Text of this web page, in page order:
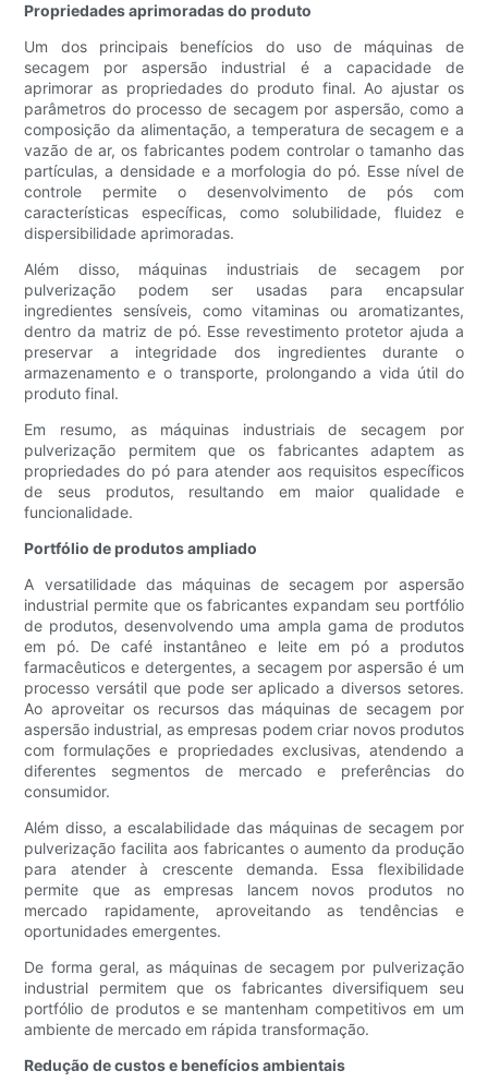
Propriedades aprimoradas do produto
Um dos principais benefícios do uso de máquinas de
secagem por aspersão industrial é a capacidade de
aprimorar as propriedades do produto final. Ao ajustar os
parâmetros do processo de secagem por aspersão, como a
composição da alimentação, a temperatura de secagem e a
vazão de ar, os fabricantes podem controlar o tamanho das
partículas, a densidade e a morfologia do pó. Esse nível de
controle permite o desenvolvimento de pós com
características específicas, como solubilidade, fluidez e
dispersibilidade aprimoradas.
Além disso, máquinas industriais de secagem por
pulverização podem ser usadas para encapsular
ingredientes sensíveis, como vitaminas ou aromatizantes,
dentro da matriz de pó. Esse revestimento protetor ajuda a
preservar a integridade dos ingredientes durante o
armazenamento e o transporte, prolongando a vida útil do
produto final.
Em resumo, as máquinas industriais de secagem por
pulverização permitem que os fabricantes adaptem as
propriedades do pó para atender aos requisitos específicos
de seus produtos, resultando em maior qualidade e
funcionalidade.
Portfólio de produtos ampliado
A versatilidade das máquinas de secagem por aspersão
industrial permite que os fabricantes expandam seu portfólio
de produtos, desenvolvendo uma ampla gama de produtos
em pó. De café instantâneo e leite em pó a produtos
farmacêuticos e detergentes, a secagem por aspersão é um
processo versátil que pode ser aplicado a diversos setores.
Ao aproveitar os recursos das máquinas de secagem por
aspersão industrial, as empresas podem criar novos produtos
com formulações e propriedades exclusivas, atendendo a
diferentes segmentos de mercado e preferências do
consumidor.
Além disso, a escalabilidade das máquinas de secagem por
pulverização facilita aos fabricantes o aumento da produção
para atender à crescente demanda. Essa flexibilidade
permite que as empresas lancem novos produtos no
mercado rapidamente, aproveitando as tendências e
oportunidades emergentes.
De forma geral, as máquinas de secagem por pulverização
industrial permitem que os fabricantes diversifiquem seu
portfólio de produtos e se mantenham competitivos em um
ambiente de mercado em rápida transformação.
Redução de custos e benefícios ambientais